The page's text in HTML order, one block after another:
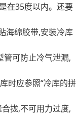
在35度以内。还要
海绵胶带,安装冷库
管可防止冷气泄漏,
时应参照“冷库的拼
拢,不可用力过度,